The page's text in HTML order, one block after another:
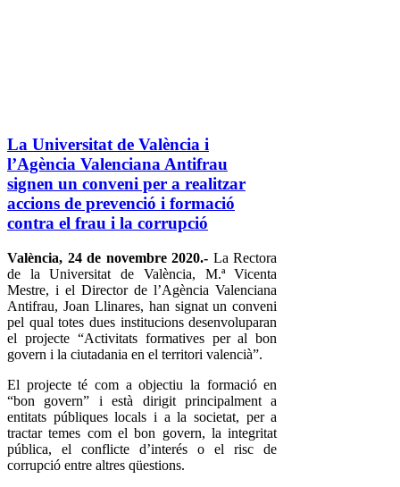
La Universitat de València i
l’Agència Valenciana Antifrau
signen un conveni per a realitzar
accions de prevenció i formació
contra el frau i la corrupció
València, 24 de novembre 2020.- La Rectora
de la Universitat de València, M.ª Vicenta
Mestre, i el Director de l’Agència Valenciana
Antifrau, Joan Llinares, han signat un conveni
pel qual totes dues institucions desenvoluparan
el projecte “Activitats formatives per al bon
govern i la ciutadania en el territori valencià”.
El projecte té com a objectiu la formació en
“bon govern” i està dirigit principalment a
entitats públiques locals i a la societat, per a
tractar temes com el bon govern, la integritat
pública, el conflicte d’interés o el risc de
corrupció entre altres qüestions.